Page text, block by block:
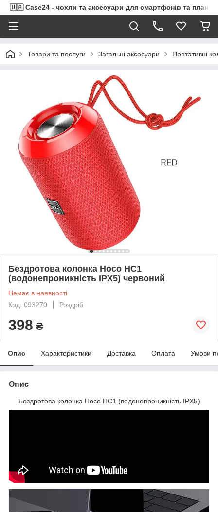
🇺🇦 Case24 - чохли та аксесуари для смартфонів та
Товари та послуги Загальні аксесуари Портативні
Бездротова колонка Hoco HC1
(водонепроникність IPX5) червоний
Немає в наявності
Код: 093270
Роздріб
398 ₴
Опис Характеристики Доставка Оплата Умови
Опис
Бездротова колонка Hoco HC1 (водонепроникність IPX5)